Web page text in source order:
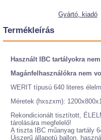
Gyártó, kiadó
Termékleírás
Használt IBC tartályokra
Magánfelhasználókra nem
WERIT típusú 640 literes
Méretek (hxszxm):
Rekondicionált tisztított,
tárolására megfelelő!
A tiszta IBC műanyag tartály
Újszerű állapotú ballon,